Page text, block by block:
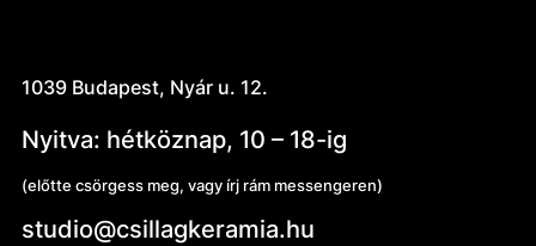
1039 Budapest, Nyár u. 12.
Nyitva: hétköznap, 10 – 18-ig
(előtte csörgess meg, vagy írj rám messengeren)
studio@csillagkeramia.hu